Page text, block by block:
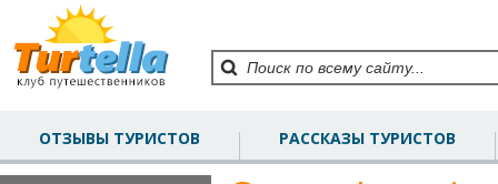
ОТЗЫВЫ ТУРИСТОВ РАССКАЗЫ ТУРИСТОВ